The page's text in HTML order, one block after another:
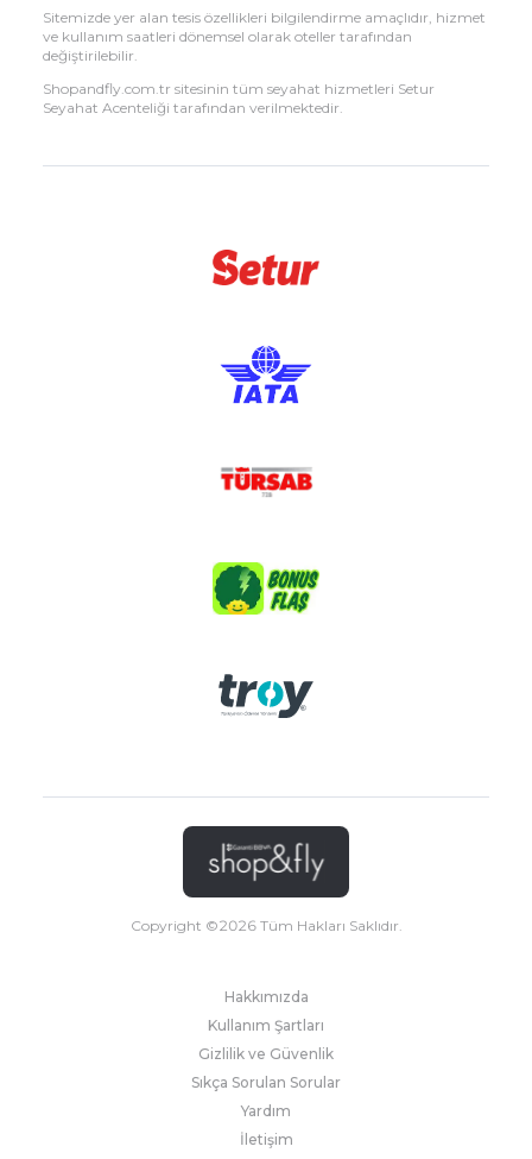
Sitemizde yer alan tesis özellikleri bilgilendirme amaçlıdır, hizmet
ve kullanım saatleri dönemsel olarak oteller tarafından
değiştirilebilir.
Shopandfly.com.tr sitesinin tüm seyahat hizmetleri Setur
Seyahat Acenteliği tarafından verilmektedir.
Copyright ©2026Tüm Hakları Saklıdır.
Hakkımızda
Kullanım Şartları
Gizlilik ve Güvenlik
Sıkça Sorulan Sorular
Yardım
İletişim